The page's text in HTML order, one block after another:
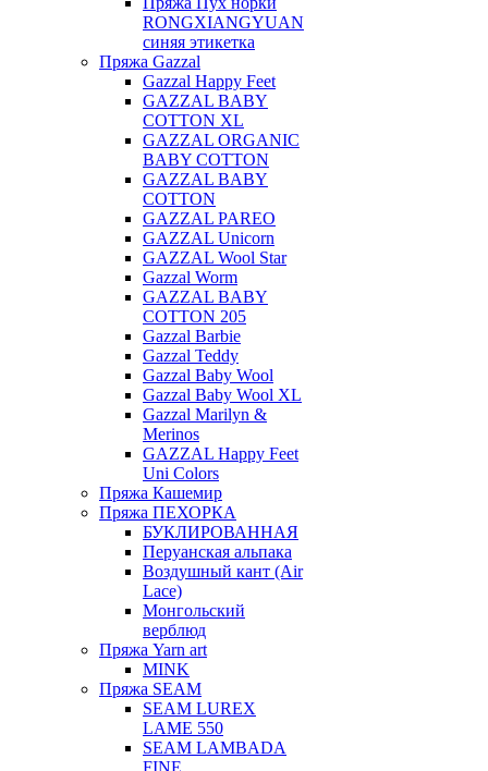
RONGXIANGYUAN
синяя этикетка
Пряжа Gazzal
Gazzal Happy Feet
GAZZAL BABY
COTTON XL
GAZZAL ORGANIC
BABY COTTON
GAZZAL BABY
COTTON
GAZZAL PAREO
GAZZAL Unicorn
GAZZAL Wool Star
Gazzal Worm
GAZZAL BABY
COTTON 205
Gazzal Barbie
Gazzal Teddy
Gazzal Baby Wool
Gazzal Baby Wool XL
Gazzal Marilyn &
Merinos
GAZZAL Happy Feet
Uni Colors
Пряжа Кашемир
Пряжа ПЕХОРКА
БУКЛИРОВАННАЯ
Перуанская альпака
Воздушный кант (Air
Lace)
Монгольский
верблюд
Пряжа Yarn art
MINK
Пряжа SEAM
SEAM LUREX
LAME 550
SEAM LAMBADA
FINE